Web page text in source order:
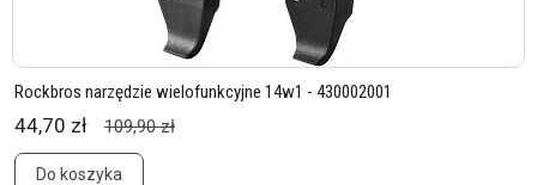
Rockbros narzędzie wielofunkcyjne 14w1 - 430002001
44,70 zł 109,90 zł
Do koszyka